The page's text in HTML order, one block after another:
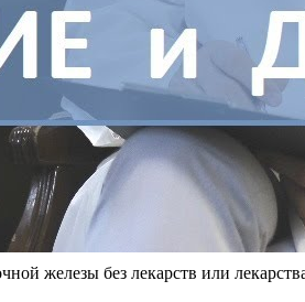
железы без лекарств или